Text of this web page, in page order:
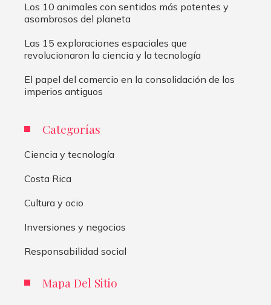
Los 10 animales con sentidos más potentes y
asombrosos del planeta
Las 15 exploraciones espaciales que
revolucionaron la ciencia y la tecnología
El papel del comercio en la consolidación de los
imperios antiguos
Categorías
Ciencia y tecnología
Costa Rica
Cultura y ocio
Inversiones y negocios
Responsabilidad social
Mapa Del Sitio